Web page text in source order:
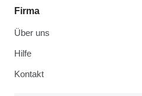
Firma
Über uns
Hilfe
Kontakt